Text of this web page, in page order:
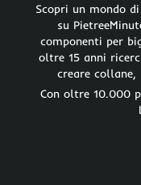
Scopri un mondo
su
componenti per
oltre 15 anni
creare
Con oltre 10.000